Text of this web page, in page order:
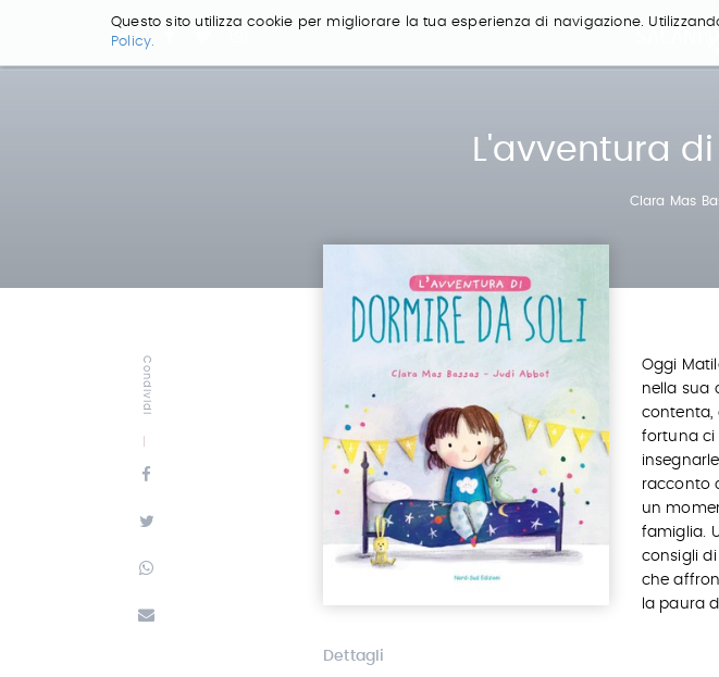
Questo sito utilizza cookie per migliorare la tua esperienza di navigazione.
Policy.
L'avventura
Clara Mas
Condividi
Dettagli
Oggi
nella sua
contenta,
fortuna ci
racconto
un
famiglia.
consigli
che
la paura